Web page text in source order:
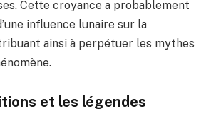
Cette croyance a probablement
influence lunaire sur la
ainsi à perpétuer les mythes
et les légendes